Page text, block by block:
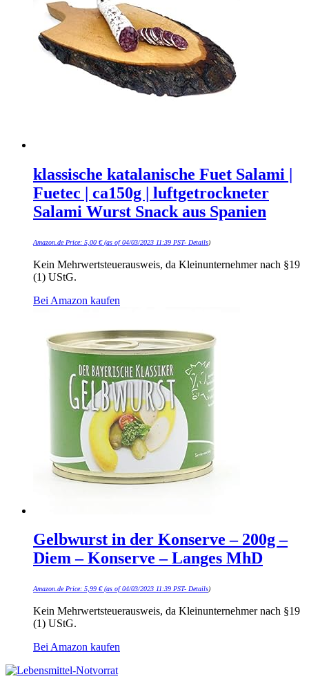
klassische katalanische Fuet Salami |
Fuetec | ca150g | luftgetrockneter
Salami Wurst Snack aus Spanien
Amazon.de Price: 5,00 €(as of 04/03/2023 11:39 PST- Details)
Kein Mehrwertsteuerausweis, da Kleinunternehmer nach §19
(1) UStG.
Bei Amazon kaufen
Gelbwurst in der Konserve – 200g –
Diem – Konserve – Langes MhD
Amazon.de Price: 5,99 €(as of 04/03/2023 11:39 PST- Details)
Kein Mehrwertsteuerausweis, da Kleinunternehmer nach §19
(1) UStG.
Bei Amazon kaufen